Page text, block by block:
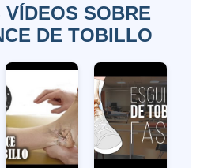
VÍDEOS SOBRE
DE TOBILLO